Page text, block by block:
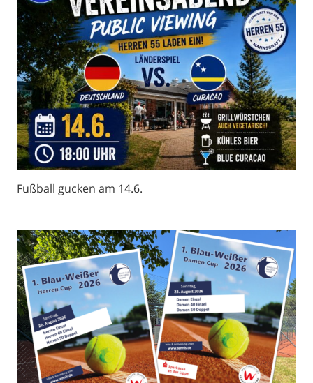
Fußball gucken am 14.6.